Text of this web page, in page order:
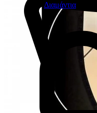
Διαμάντια